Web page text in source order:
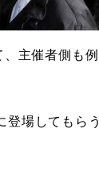
主催者側も例
登場してもらう